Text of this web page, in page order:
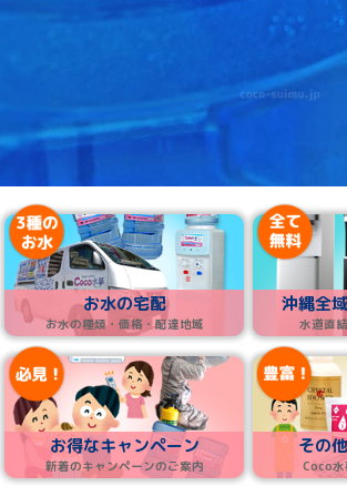
お水の宅配
お水の種類・価格・配達地域
沖縄全
水道直
お得なキャンペーン
新着のキャンペーンのご案内
その
Coco水